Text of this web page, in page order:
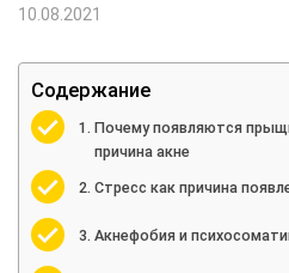
10.08.2021
Содержание
Почему появляются
причина акне
Стресс как причина
Акнефобия и